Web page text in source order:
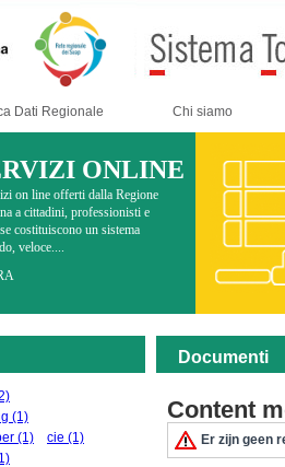
Dati Regionale Chi siamo
ONLINE
on line offerti dalla Regione
a cittadini, professionisti e
costituiscono un sistema
veloce....
(1)
(1) cie (1)
Documenti
Content
Er zijn geen